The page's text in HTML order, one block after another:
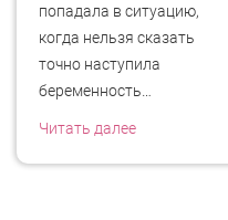
попадала в ситуацию,
когда нельзя сказать
точно наступила
беременность…
Читать далее